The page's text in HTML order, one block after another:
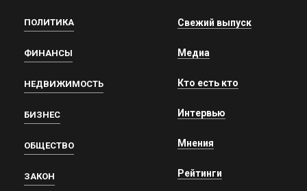
ПОЛИТИКА
ФИНАНСЫ
НЕДВИЖИМОСТЬ
БИЗНЕС
ОБЩЕСТВО
ЗАКОН
Свежий выпуск
Медиа
Кто есть кто
Интервью
Мнения
Рейтинги